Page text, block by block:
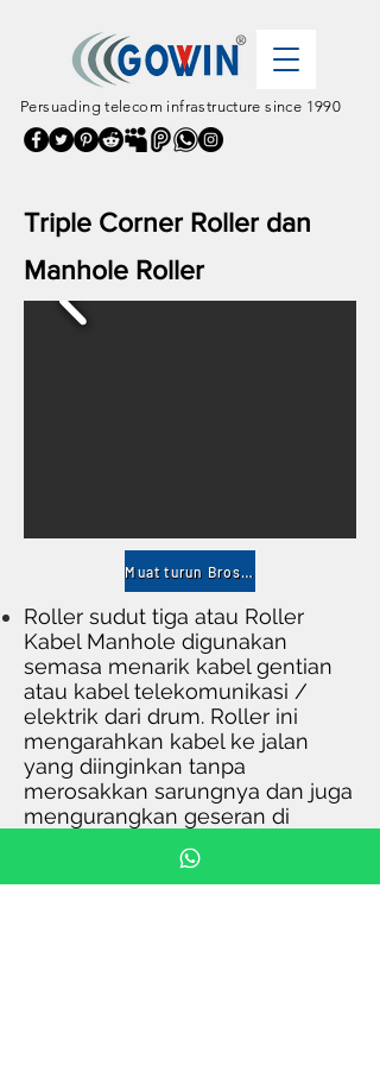
Persuading telecom infrastructure since 1990
Triple Corner Roller dan
Manhole Roller
Muat turun Brosur
Roller sudut tiga atau Roller
Kabel Manhole digunakan
semasa menarik kabel gentian
atau kabel telekomunikasi /
elektrik dari drum. Roller ini
mengarahkan kabel ke jalan
yang diinginkan tanpa
merosakkan sarungnya dan juga
mengurangkan geseran di
kabel dengan lancar. Berguna
untuk menarik kabel di sudut